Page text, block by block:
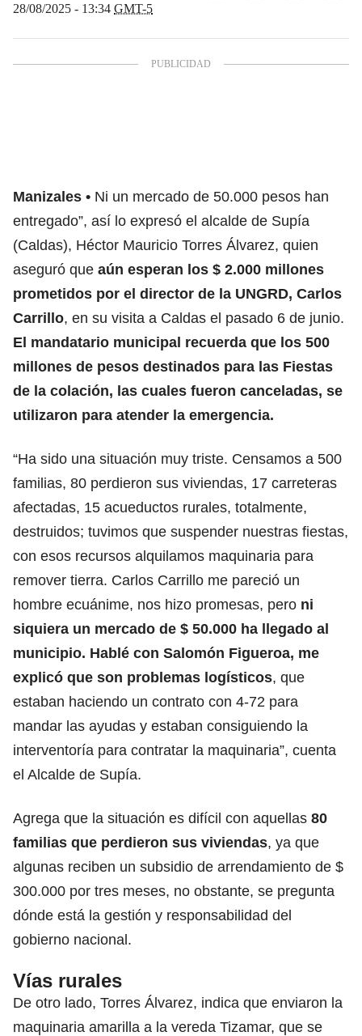
28/08/2025 - 13:34 GMT-5
Manizales
Ni un mercado de 50.000 pesos han
entregado”, así lo expresó el alcalde de Supía
(Caldas), Héctor Mauricio Torres Álvarez, quien
aseguró que aún esperan los $ 2.000 millones
prometidos por el director de la UNGRD, Carlos
Carrillo, en su visita a Caldas el pasado 6 de junio.
El mandatario municipal recuerda que los 500
millones de pesos destinados para las Fiestas
de la colación, las cuales fueron canceladas, se
utilizaron para atender la emergencia.
“Ha sido una situación muy triste. Censamos a 500
familias, 80 perdieron sus viviendas, 17 carreteras
afectadas, 15 acueductos rurales, totalmente,
destruidos; tuvimos que suspender nuestras fiestas,
con esos recursos alquilamos maquinaria para
remover tierra. Carlos Carrillo me pareció un
hombre ecuánime, nos hizo promesas, pero ni
siquiera un mercado de $ 50.000 ha llegado al
municipio. Hablé con Salomón Figueroa, me
explicó que son problemas logísticos, que
estaban haciendo un contrato con 4-72 para
mandar las ayudas y estaban consiguiendo la
interventoría para contratar la maquinaria”, cuenta
el Alcalde de Supía.
Agrega que la situación es difícil con aquellas 80
familias que perdieron sus viviendas, ya que
algunas reciben un subsidio de arrendamiento de $
300.000 por tres meses, no obstante, se pregunta
dónde está la gestión y responsabilidad del
gobierno nacional.
Vías rurales
De otro lado, Torres Álvarez, indica que enviaron la
maquinaria amarilla a la vereda Tizamar, que se